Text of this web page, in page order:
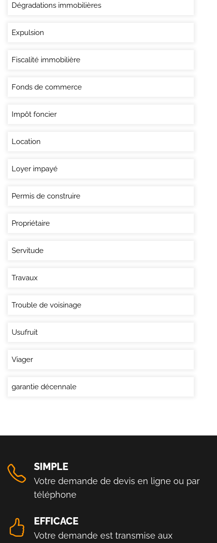
Dégradations immobilières
Expulsion
Fiscalité immobilière
Fonds de commerce
Impôt foncier
Location
Loyer impayé
Permis de construire
Propriétaire
Servitude
Travaux
Trouble de voisinage
Usufruit
Viager
garantie décennale
SIMPLE
Votre demande de devis en ligne ou par
téléphone
EFFICACE
Votre demande est transmise aux